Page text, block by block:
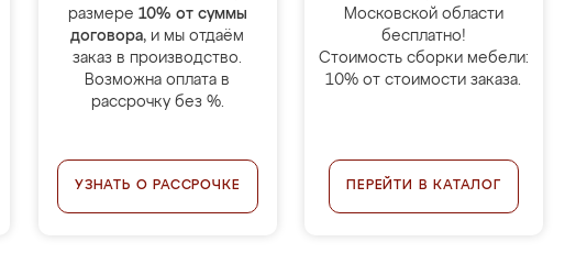
размере 10% от суммы
договора, и мы отдаём
заказ в производство.
Возможна оплата в
рассрочку без %.
УЗНАТЬ О РАССРОЧКЕ
Московской области
бесплатно!
Стоимость сборки мебели:
10% от стоимости заказа.
ПЕРЕЙТИ В КАТАЛОГ